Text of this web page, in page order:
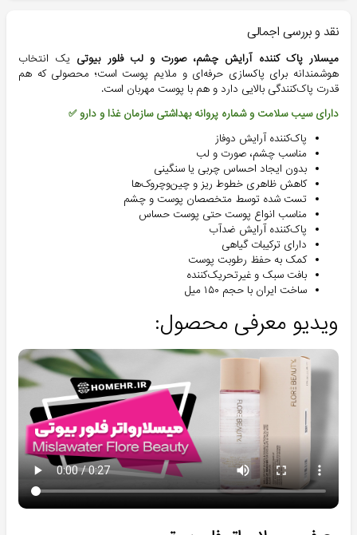
نقد و بررسی اجمالی
میسلار پاک کننده آرایش چشم، صورت و لب فلور بیوتی یک انتخاب
هوشمندانه برای پاکسازی حرفه‌ای و ملایم پوست است؛ محصولی که هم
قدرت پاک‌کنندگی بالایی دارد و هم با پوست مهربان است.
دارای سیب سلامت و شماره پروانه بهداشتی سازمان غذا و دارو ✅
پاک‌کننده آرایش دوفاز
مناسب چشم، صورت و لب
بدون ایجاد احساس چربی یا سنگینی
کاهش ظاهری خطوط ریز و چین‌وچروک‌ها
تست شده توسط متخصصان پوست و چشم
مناسب انواع پوست حتی پوست حساس
پاک‌کننده آرایش ضدآب
دارای ترکیبات گیاهی
کمک به حفظ رطوبت پوست
بافت سبک و غیرتحریک‌کننده
ساخت ایران با حجم ۱۵۰ میل
ویدیو معرفی محصول: